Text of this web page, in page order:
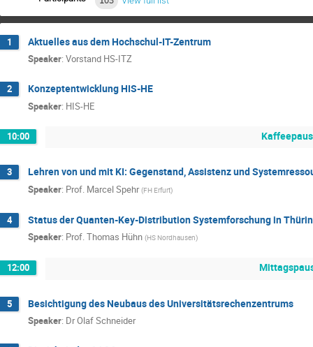
1 Aktuelles aus dem Hochschul-IT-Zentrum
Speaker: Vorstand HS-ITZ
2 Konzeptentwicklung HIS-HE
Speaker: HIS-HE
10:00
3 Lehren von und mit KI: Gegenstand, Assistenz und
Speaker: Prof. Marcel Spehr (FH Erfurt)
4 Status der Quanten-Key-Distribution Systemforschung in
Speaker: Prof.Thomas Hühn (HS Nordhausen)
12:00
5 Besichtigung des Neubaus des Universitätsrechenzentrums
Speaker: DrOlaf Schneider